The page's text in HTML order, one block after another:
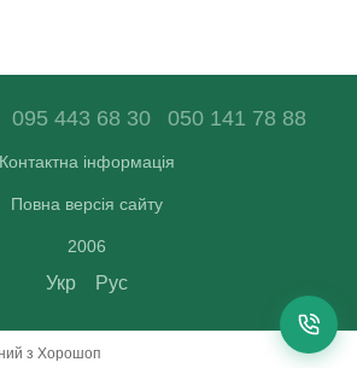
095 443 68 30 050 141 78 88
Контактна інформація
Повна версія сайту
2006
Укр Рус
з Хорошоп